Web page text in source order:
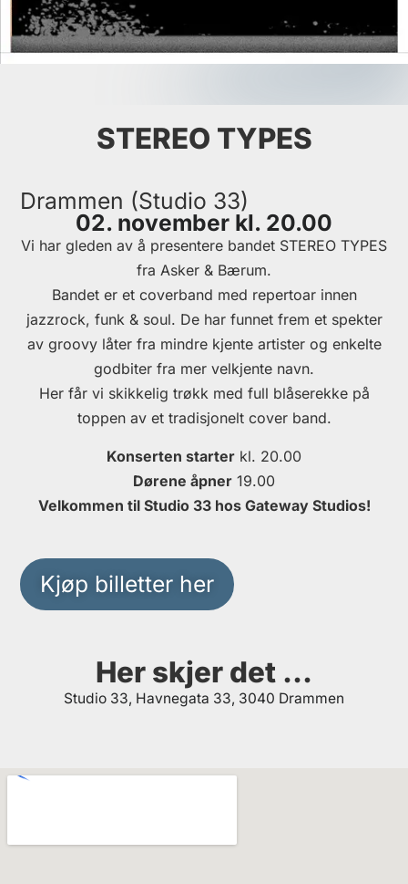
STEREO TYPES
Drammen (Studio 33)
02. november kl. 20.00
Vi har gleden av å presentere bandet STEREO TYPES
fra Asker & Bærum.
Bandet er et coverband med repertoar innen
jazzrock, funk & soul. De har funnet frem et spekter
av groovy låter fra mindre kjente artister og enkelte
godbiter fra mer velkjente navn.
Her får vi skikkelig trøkk med full blåserekke på
toppen av et tradisjonelt cover band.
Konserten starter kl. 20.00
Dørene åpner 19.00
Velkommen til Studio 33 hos Gateway Studios!
Kjøp billetter her
Her skjer det ...
Studio 33, Havnegata 33, 3040 Drammen